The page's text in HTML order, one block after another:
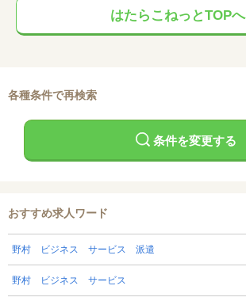
はたらこねっとTOPへ
各種条件で再検索
条件を変更する
おすすめ求人ワード
野村 ビジネス サービス 派遣
野村 ビジネス サービス